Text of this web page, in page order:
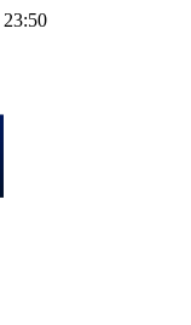
23:50